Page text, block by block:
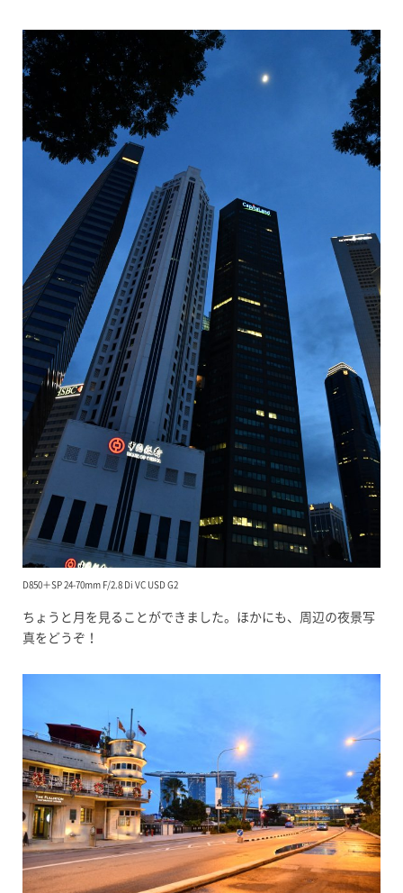
D850＋SP 24-70mm F/2.8 Di VC USD G2
ちょうと月を見ることができました。ほかにも、周辺の夜景写
真をどうぞ！